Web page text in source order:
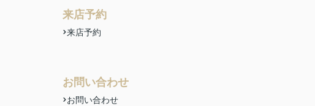
来店予約
来店予約
お問い合わせ
お問い合わせ